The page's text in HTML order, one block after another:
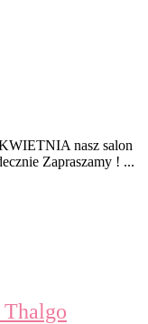
nasz salon
Zapraszamy ! ...